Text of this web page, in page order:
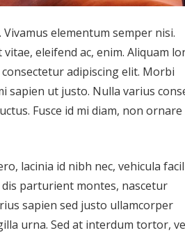
elementum semper nisi.
eleifend ac, enim. Aliquam
adipiscing elit. Morbi
sapien ut justo. Nulla varius
Fusce id mi diam, non ornare
lacinia id nibh nec, vehicula
parturient montes, nascetur
sapien sed justo ullamcorper
urna. Sed at interdum tortor,